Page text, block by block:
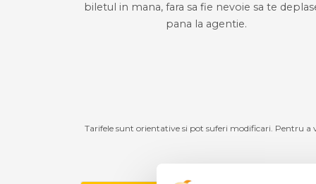
biletul in mana, fara sa fie nevoie sa te
pana la agentie.
Tarifele sunt orientative si pot suferi modificari. Pentru a